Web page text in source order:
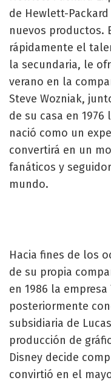
de Hewlett-
nuevos productos.
rápidamente el
la secundaria, le
verano en la
Steve Wozniak,
de su casa en 1976
nació como un
convertirá en un
fanáticos y
mundo.
Hacia fines de los
de su propia
en 1986 la empresa
posteriormente
subsidiaria de
producción de
Disney decide
convirtió en el